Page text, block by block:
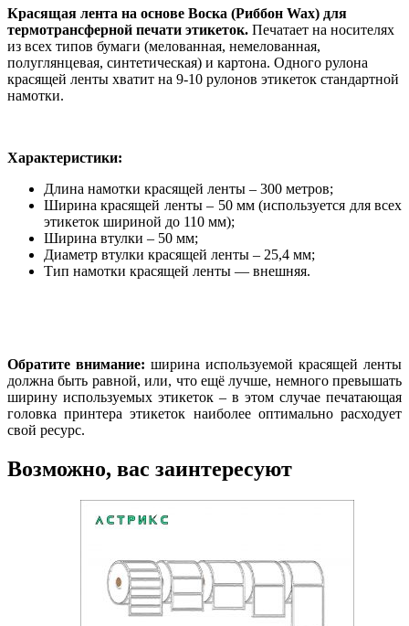
Красящая лента на основе Воска (Риббон Waх) для
термотрансферной печати этикеток. Печатает на носителях
из всех типов бумаги (мелованная, немелованная,
полуглянцевая, синтетическая) и картона. Одного рулона
красящей ленты хватит на 9-10 рулонов этикеток стандартной
намотки.
Характеристики:
Длина намотки красящей ленты – 300 метров;
Ширина красящей ленты – 50 мм (используется для всех
этикеток шириной до 110 мм);
Ширина втулки – 50 мм;
Диаметр втулки красящей ленты – 25,4 мм;
Тип намотки красящей ленты — внешняя.
Обратите внимание: ширина используемой красящей ленты
должна быть равной, или, что ещё лучше, немного превышать
ширину используемых этикеток – в этом случае печатающая
головка принтера этикеток наиболее оптимально расходует
свой ресурс.
Возможно, вас заинтересуют